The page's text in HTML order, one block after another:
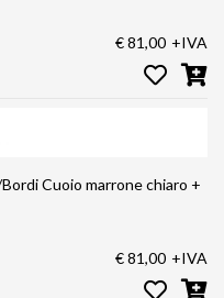
€ 81,00 +IVA
Cuoio marrone chiaro +
€ 81,00 +IVA